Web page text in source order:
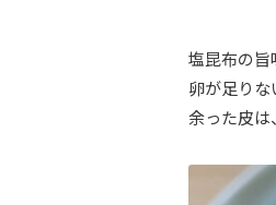
塩昆布の旨
卵が足りな
余った皮は